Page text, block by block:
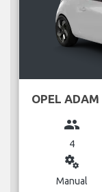
OPEL ADAM
group
4
miscellaneous_services
Manual